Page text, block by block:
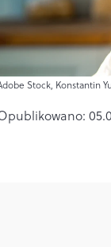
Stock, Konstantin